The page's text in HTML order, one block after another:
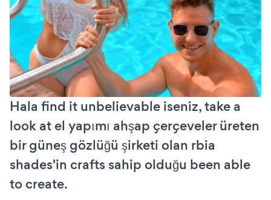
Hala find it unbelievable iseniz, take a
look at el yapımı ahşap çerçeveler üreten
bir güneş gözlüğü şirketi olan rbia
shades'in crafts sahip olduğu been able
to create.